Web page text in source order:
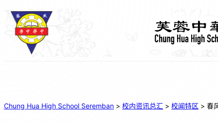
Chung Hua High School Seremban > 校内资讯总汇 > 校闻特区 > 春